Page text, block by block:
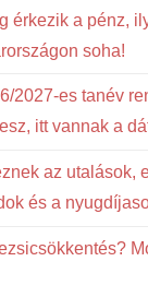
érkezik a pénz,
soha!
2027-es tanév
itt vannak a
az utalások,
és a